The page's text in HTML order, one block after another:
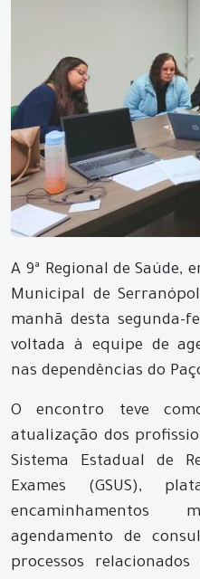
A 9ª Regional de Saúde,
Municipal de
manhã desta segunda-
voltada à equipe de
nas dependências do
O encontro teve
atualização dos
Sistema Estadual de
Exames (GSUS),
encaminhamentos
agendamento de
processos